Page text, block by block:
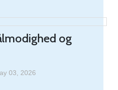
og
03, 2026